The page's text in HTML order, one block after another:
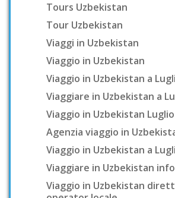
Tours Uzbekistan
Tour Uzbekistan
Viaggi in Uzbekistan
Viaggio in Uzbekistan
Viaggio in Uzbekistan a
Viaggiare in Uzbekistan a
Viaggio in Uzbekistan Luglio
Agenzia viaggio in
Viaggio in Uzbekistan a
Viaggiare in Uzbekistan
Viaggio in Uzbekistan